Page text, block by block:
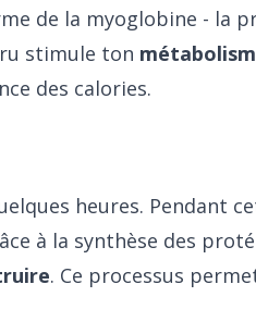
de la myoglobine - la
stimule ton
des calories.
heures. Pendant
à la synthèse des
. Ce processus